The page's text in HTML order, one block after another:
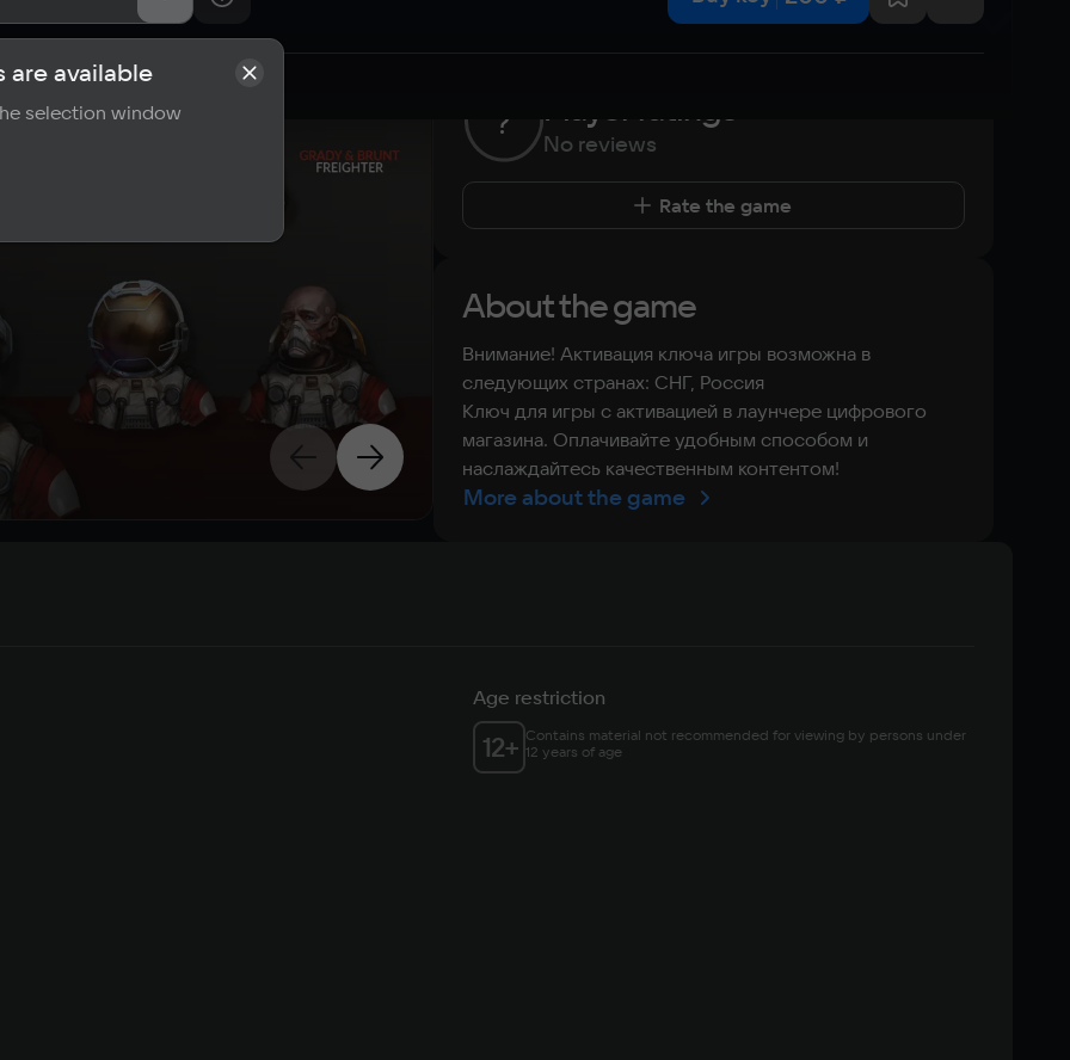
Reviews
? Player ratings
No reviews
Rate the game
About the game
Внимание! Активация ключа игры возможна в
следующих странах: СНГ, Россия
Ключ для игры с активацией в лаунчере цифрового
магазина. Оплачивайте удобным способом и
наслаждайтесь качественным контентом!
More about the game
Age restriction
12+ Contains material not recommended for viewing by persons under
12 years of age
are available
selection window